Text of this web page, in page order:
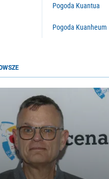
Pogoda Kuantua
Pogoda Kuanheum